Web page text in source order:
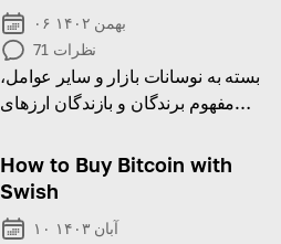
۰۶ بهمن ۱۴۰۲
71 نظرات
بسته به نوسانات بازار و سایر عوامل،
مفهوم برندگان و بازندگان ارزهای
How to Buy Bitcoin with
Swish
۱۰ آبان ۱۴۰۳